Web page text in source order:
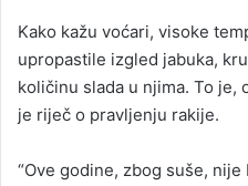
Kako kažu voćari, visoke
upropastile izgled jabuka,
količinu slada u njima. To je,
je riječ o pravljenju rakije.
“Ove godine, zbog suše,